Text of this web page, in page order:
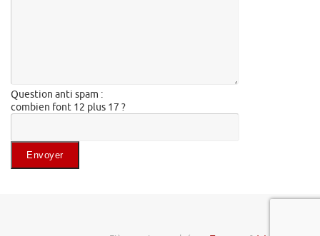
Question anti spam :
combien font 12 plus 17 ?